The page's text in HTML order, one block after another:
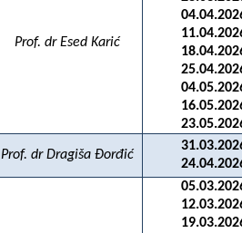
Prof. dr Esed Karić
Prof. dr Dragiša Đorđić